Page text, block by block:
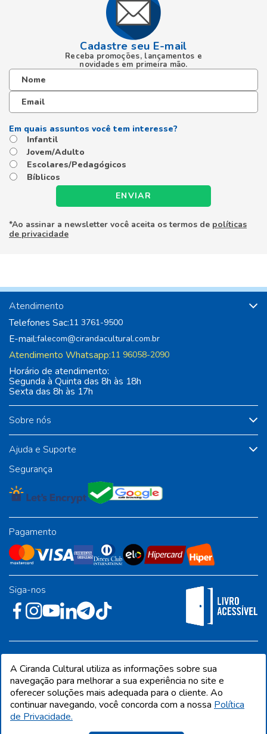
Cadastre seu E-mail
Receba promoções, lançamentos e
novidades em primeira mão.
Infantil
Jovem/Adulto
Escolares/Pedagógicos
Bíblicos
ENVIAR
*Ao assinar a newsletter você aceita os termos de políticas
de privacidade
Sobre nós
Ajuda e Suporte
Atendimento
Telefones Sac:11 3761-9500
E-mail:falecom@cirandacultural.com.br
Atendimento Whatsapp:11 96058-2090
Horário de atendimento:
Segunda à Quinta das 8h às 18h
Sexta das 8h às 17h
Segurança
Pagamento
Siga-nos
Industrial - Jandira/SP - CEP 06612-001
CIRANDA CULTURAL EDITORA E DISTRIBUIDORA LTDA. Todos os direitos
A Ciranda Cultural utiliza as informações sobre sua
navegação para melhorar a sua experiência no site e
oferecer soluções mais adequada para o cliente. Ao
continuar navegando, você concorda com a nossa Política
de Privacidade.